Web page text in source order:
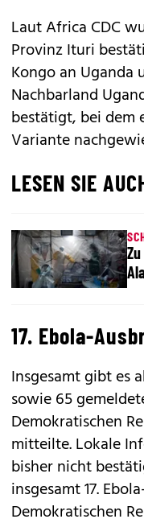
Laut Africa CDC
Provinz Ituri
Kongo an Uganda
Nachbarland
bestätigt, bei dem
Variante
LESEN SIE
17. Ebola-
Insgesamt gibt es
sowie 65
Demokratischen
mitteilte. Lokale
bisher nicht
insgesamt 17.
Demokratischen